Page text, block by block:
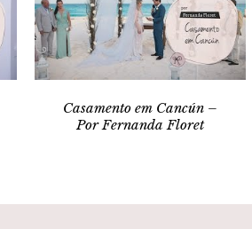
Casamento em Cancún –
Por Fernanda Floret